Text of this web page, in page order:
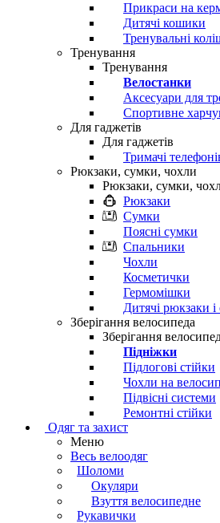
Прикраси на
Дитячі кошики
Тренувальні
Тренування
Тренування
Велостанки
Аксесуари для
Спортивне
Для гаджетів
Для гаджетів
Тримачі
Рюкзаки, сумки, чохли
Рюкзаки, сумки,
Рюкзаки
Сумки
Поясні сумки
Спальники
Чохли
Косметички
Гермомішки
Дитячі рюкзаки
Зберігання велосипеда
Зберігання
Підніжки
Підлогові стійки
Чохли на
Підвісні системи
Ремонтні стійки
Одяг та захист
Меню
Весь велоодяг
Шоломи
Окуляри
Взуття велосипедне
Рукавички